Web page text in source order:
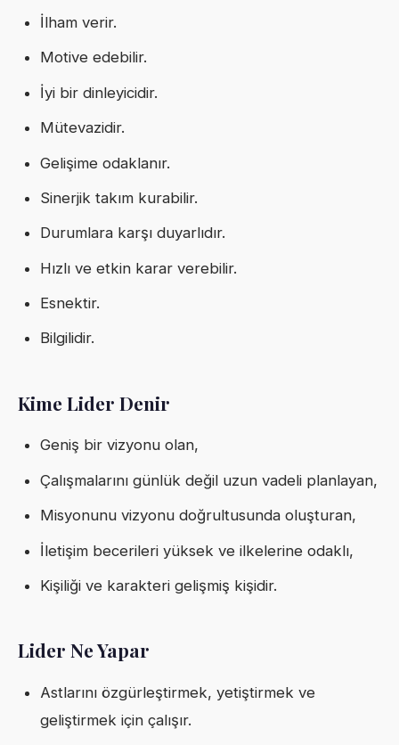
İlham verir.
Motive edebilir.
İyi bir dinleyicidir.
Mütevazidir.
Gelişime odaklanır.
Sinerjik takım kurabilir.
Durumlara karşı duyarlıdır.
Hızlı ve etkin karar verebilir.
Esnektir.
Bilgilidir.
Kime Lider Denir
Geniş bir vizyonu olan,
Çalışmalarını günlük değil uzun vadeli planlayan,
Misyonunu vizyonu doğrultusunda oluşturan,
İletişim becerileri yüksek ve ilkelerine odaklı,
Kişiliği ve karakteri gelişmiş kişidir.
Lider Ne Yapar
Astlarını özgürleştirmek, yetiştirmek ve
geliştirmek için çalışır.